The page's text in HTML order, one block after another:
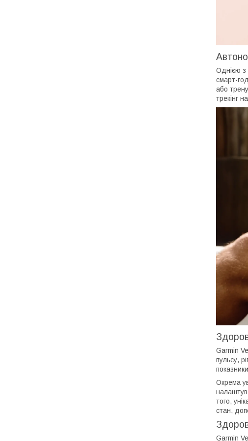
Однією з
смарт-
або
трекінг
Garmin
пульсу,
Окрема
того,
стан,
Garmin